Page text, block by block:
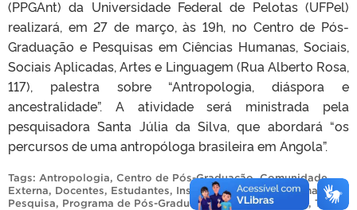
(PPGAnt) da Universidade Federal de Pelotas (UFPel)
realizará, em 27 de março, às 19h, no Centro de Pós-
Graduação e Pesquisas em Ciências Humanas, Sociais,
Sociais Aplicadas, Artes e Linguagem (Rua Alberto Rosa,
117), palestra sobre “Antropologia, diáspora e
ancestralidade”. A atividade será ministrada pela
pesquisadora Santa Júlia da Silva, que abordará “os
percursos de uma antropóloga brasileira em Angola”.
Tags: Antropologia, Centro de Pós-Graduação,Comunidade
Externa, Docentes, Estudantes, Instituto de Ciências Humanas,
Pesquisa, Programa de Pós-Graduação em Antropologia , TAEs